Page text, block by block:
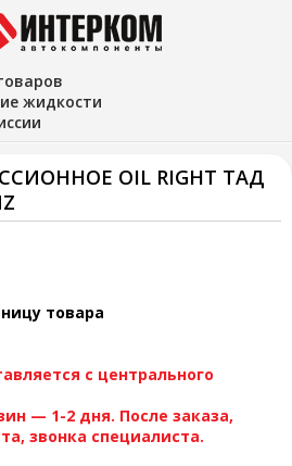
жидкости
OIL RIGHT ТАД
товара
с центрального
— 1-2 дня. После заказа,
звонка специалиста.